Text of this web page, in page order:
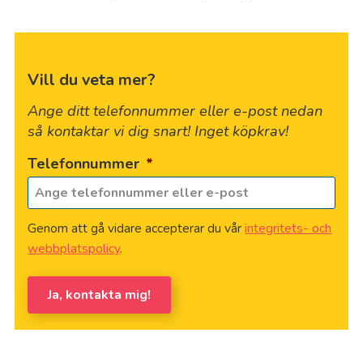
Vill du veta mer?
Ange ditt telefonnummer eller e-post nedan
så kontaktar vi dig snart! Inget köpkrav!
Telefonnummer *
Genom att gå vidare accepterar du vårintegritets- och
webbplatspolicy.
Ja, kontakta mig!